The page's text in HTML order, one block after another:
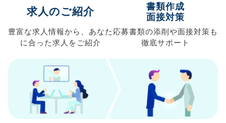
求人のご紹介
豊富な求人情報から、 あなた
に合った求人を ご紹介
書類作成
面接対策
応募書類の添削や面接対策も
徹底サポート